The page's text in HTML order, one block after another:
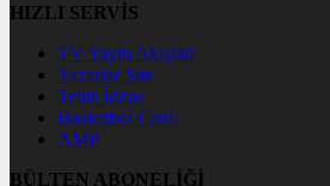
HIZLI SERVİS
TV Yayın Akışları
Yazarlar Site
Tenis İddaa
Basketbol Canlı
AMP
BÜLTEN ABONELİĞİ